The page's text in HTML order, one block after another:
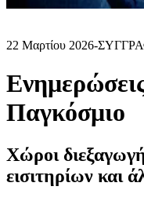
22 Μαρτίου 2026-
Παγκόσμιο
Χώροι
εισιτηρίων και